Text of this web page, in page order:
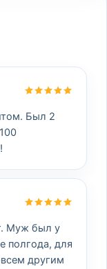
Был 2
Муж был у
полгода, для
другим